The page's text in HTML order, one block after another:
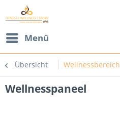
Menü
Übersicht Wellnessbereich
Wellnesspaneel